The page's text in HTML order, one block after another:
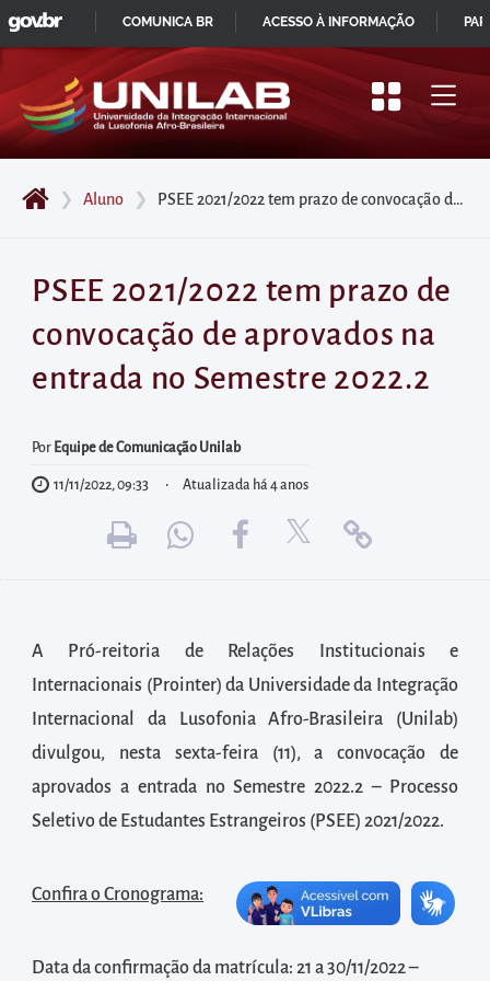
Pular
para
início
do
principal
Acessar
diretamente
menu
Acessar
diretamente
para
buscas
internas
Acessar
diretamente
informações
rodapé
❯ Aluno ❯ PSEE 2021/2022 tem prazo de convocação de aprovados na entrada no Semestre 2022.2
PSEE 2021/2022 tem prazo de
convocação de aprovados na
entrada no Semestre 2022.2
Por Equipe de Comunicação Unilab
11/11/2022, 09:33 Atualizada há 4 anos
A Pró-reitoria de Relações Institucionais e
Internacionais (Prointer) da Universidade da Integração
Internacional da Lusofonia Afro-Brasileira (Unilab)
divulgou, nesta sexta-feira (11), a convocação de
aprovados a entrada no Semestre 2022.2 – Processo
Seletivo de Estudantes Estrangeiros (PSEE) 2021/2022.
Confira o Cronograma:
Data da confirmação da matrícula: 21 a 30/11/2022 –
IR
PARA
CONTEÚDO
GOVBR
COMUNICA BR ACESSO À INFORMAÇÃO